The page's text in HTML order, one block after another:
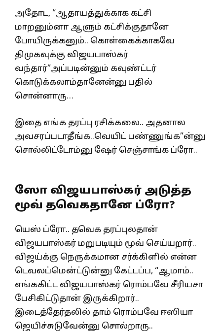
அதோட, “ஆதாயத்துக்காக கட்சி
மாறனும்னா ஆளும் கட்சிக்குதானே
போயிருக்கனும்.. கொள்கைக்காகவே
திமுகவுக்கு விஜயபாஸ்கர்
வந்தார்”அப்படின்னும் கவுண்ட்டர்
கொடுக்கலாம்தானேன்னு பதில்
சொன்னாரு…
இதை எங்க தரப்பு ரசிக்கலை.. அதனால
அவசரப்படாதீங்க..வெயிட் பண்ணுங்க”ன்னு
சொல்லிட்டோம்னு ஷேர் செஞ்சாங்க ப்ரோ..
ஸோ விஜயபாஸ்கர் அடுத்த
மூவ் தவெகதானே ப்ரோ?
யெஸ் ப்ரோ.. தவெக தரப்புலதான்
விஜயபாஸ்கர் மறுபடியும் மூவ் செய்யறார்..
விஜய்க்கு நெருக்கமான சர்க்கிளில் என்ன
டெவலப்மென்ட்டுன்னு கேட்டப்ப, “ஆமாம்..
எங்ககிட்ட விஜயபாஸ்கர் ரொம்பவே சீரியசா
பேசிகிட்டுதான் இருக்கிறார்..
இடைத்தேர்தலில் தாம் ரொம்பவே ஈஸியா
ஜெயிச்சுடுவேன்னு சொல்றாரு..